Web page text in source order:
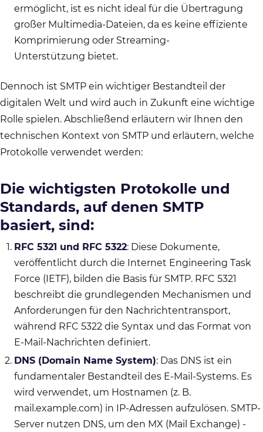
ermöglicht, ist es nicht ideal für die Übertragung
großer Multimedia-Dateien, da es keine effiziente
Komprimierung oder Streaming-
Unterstützung bietet.
Dennoch ist SMTP ein wichtiger Bestandteil der
digitalen Welt und wird auch in Zukunft eine wichtige
Rolle spielen. Abschließend erläutern wir Ihnen den
technischen Kontext von SMTP und erläutern, welche
Protokolle verwendet werden:
Die wichtigsten Protokolle und
Standards, auf denen SMTP
basiert, sind:
RFC 5321 und RFC 5322: Diese Dokumente,
veröffentlicht durch die Internet Engineering Task
Force (IETF), bilden die Basis für SMTP. RFC 5321
beschreibt die grundlegenden Mechanismen und
Anforderungen für den Nachrichtentransport,
während RFC 5322 die Syntax und das Format von
E-Mail-Nachrichten definiert.
DNS (Domain Name System): Das DNS ist ein
fundamentaler Bestandteil des E-Mail-Systems. Es
wird verwendet, um Hostnamen (z. B.
mail.example.com) in IP-Adressen aufzulösen. SMTP-
Server nutzen DNS, um den MX (Mail Exchange) -